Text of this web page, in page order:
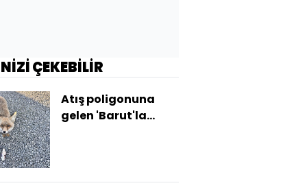
ÇEKEBİLİR
Atış poligonuna
gelen 'Barut'la